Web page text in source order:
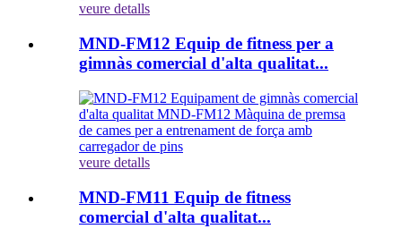
veure detalls
MND-FM12 Equip de fitness per a
gimnàs comercial d'alta qualitat...
veure detalls
MND-FM11 Equip de fitness
comercial d'alta qualitat...